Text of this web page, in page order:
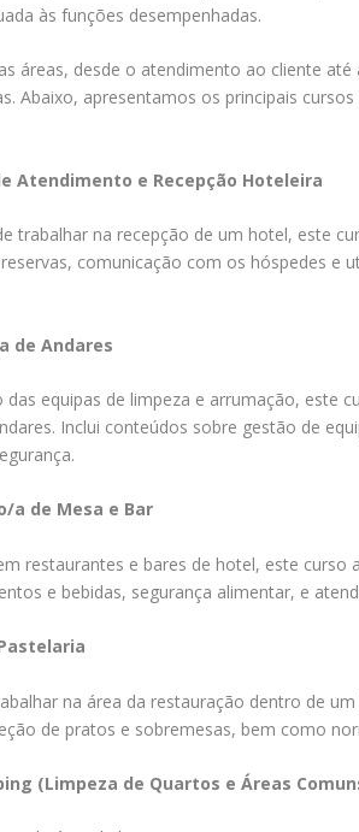
às funções desempenhadas.
áreas, desde o atendimento ao cliente
Abaixo, apresentamos os principais
Atendimento e Recepção Hoteleira
trabalhar na recepção de um hotel, este
comunicação com os hóspedes e
de Andares
das equipas de limpeza e arrumação, este
Inclui conteúdos sobre gestão de
a de Mesa e Bar
restaurantes e bares de hotel, este
e bebidas, segurança alimentar, e
na área da restauração dentro de
de pratos e sobremesas, bem como
(Limpeza de Quartos e Áreas